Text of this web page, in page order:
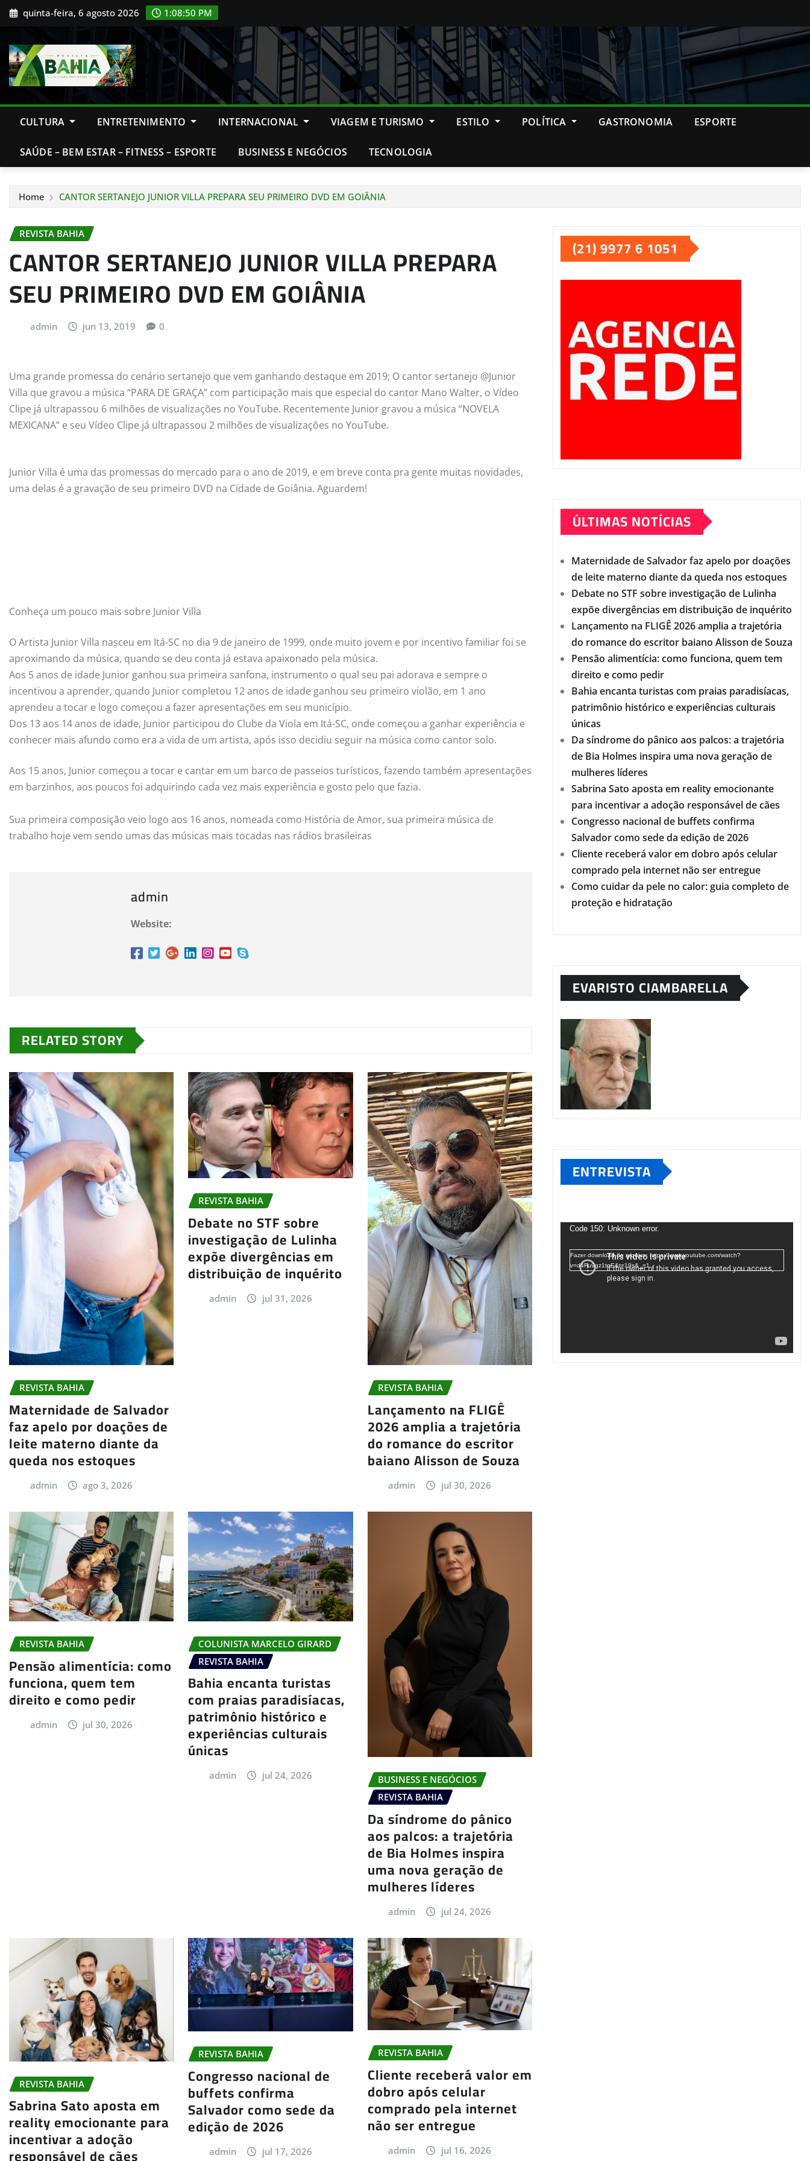
Skip quinta-feira, 6 agosto 2026 1:08:52 PM
CULTURA ENTRETENIMENTO INTERNACIONAL VIAGEM E TURISMO ESTILO POLÍTICA GASTRONOMIA ESPORTE
SAÚDE – BEM ESTAR – FITNESS – ESPORTE BUSINESS E NEGÓCIOS TECNOLOGIA
Home CANTOR SERTANEJO JUNIOR VILLA PREPARA SEU PRIMEIRO DVD EM GOIÂNIA
REVISTA BAHIA
CANTOR SERTANEJO JUNIOR VILLA PREPARA
SEU PRIMEIRO DVD EM GOIÂNIA
admin jun 13, 2019 0
Uma grande promessa do cenário sertanejo que vem ganhando destaque em 2019; O cantor sertanejo @Junior
Villa que gravou a música “PARA DE GRAÇA” com participação mais que especial do cantor Mano Walter, o Vídeo
Clipe já ultrapassou 6 milhões de visualizações no YouTube. Recentemente Junior gravou a música “NOVELA
MEXICANA” e seu Vídeo Clipe já ultrapassou 2 milhões de visualizações no YouTube.
Junior Villa é uma das promessas do mercado para o ano de 2019, e em breve conta pra gente muitas novidades,
uma delas é a gravação de seu primeiro DVD na Cidade de Goiânia. Aguardem!
Conheça um pouco mais sobre Junior Villa
O Artista Junior Villa nasceu em Itá-SC no dia 9 de janeiro de 1999, onde muito jovem e por incentivo familiar foi se
aproximando da música, quando se deu conta já estava apaixonado pela música.
Aos 5 anos de idade Junior ganhou sua primeira sanfona, instrumento o qual seu pai adorava e sempre o
incentivou a aprender, quando Junior completou 12 anos de idade ganhou seu primeiro violão, em 1 ano
aprendeu a tocar e logo começou a fazer apresentações em seu município.
Dos 13 aos 14 anos de idade, Junior participou do Clube da Viola em Itá-SC, onde começou a ganhar experiência e
conhecer mais afundo como era a vida de um artista, após isso decidiu seguir na música como cantor solo.
Aos 15 anos, Junior começou a tocar e cantar em um barco de passeios turísticos, fazendo também apresentações
em barzinhos, aos poucos foi adquirindo cada vez mais experiência e gosto pelo que fazia.
Sua primeira composição veio logo aos 16 anos, nomeada como História de Amor, sua primeira música de
trabalho hoje vem sendo umas das músicas mais tocadas nas rádios brasileiras
admin
Website:
RELATED STORY
REVISTA BAHIA
Maternidade de Salvador
faz apelo por doações de
leite materno diante da
queda nos estoques
admin ago 3, 2026
REVISTA BAHIA
Debate no STF sobre
investigação de Lulinha
expõe divergências em
distribuição de inquérito
admin jul 31, 2026
REVISTA BAHIA
Lançamento na FLIGÊ
2026 amplia a trajetória
do romance do escritor
baiano Alisson de Souza
admin jul 30, 2026
REVISTA BAHIA
Pensão alimentícia: como
funciona, quem tem
direito e como pedir
admin jul 30, 2026
COLUNISTA MARCELO GIRARD
REVISTA BAHIA
Bahia encanta turistas
com praias paradisíacas,
patrimônio histórico e
experiências culturais
únicas
admin jul 24, 2026
BUSINESS E NEGÓCIOS
REVISTA BAHIA
Da síndrome do pânico
aos palcos: a trajetória
de Bia Holmes inspira
uma nova geração de
mulheres líderes
admin jul 24, 2026
REVISTA BAHIA
Sabrina Sato aposta em
reality emocionante para
incentivar a adoção
REVISTA BAHIA
Congresso nacional de
buffets confirma
Salvador como sede da
edição de 2026
admin jul 17, 2026
REVISTA BAHIA
Cliente receberá valor em
dobro após celular
comprado pela internet
não ser entregue
admin jul 16, 2026
(21) 9977 6 1051
ÚLTIMAS NOTÍCIAS
Maternidade de Salvador faz apelo por doações
de leite materno diante da queda nos estoques
Debate no STF sobre investigação de Lulinha
expõe divergências em distribuição de inquérito
Lançamento na FLIGÊ 2026 amplia a trajetória
do romance do escritor baiano Alisson de Souza
Pensão alimentícia: como funciona, quem tem
direito e como pedir
Bahia encanta turistas com praias paradisíacas,
patrimônio histórico e experiências culturais
únicas
Da síndrome do pânico aos palcos: a trajetória
de Bia Holmes inspira uma nova geração de
mulheres líderes
Sabrina Sato aposta em reality emocionante
para incentivar a adoção responsável de cães
Congresso nacional de buffets confirma
Salvador como sede da edição de 2026
Cliente receberá valor em dobro após celular
comprado pela internet não ser entregue
Como cuidar da pele no calor: guia completo de
proteção e hidratação
EVARISTO CIAMBARELLA
ENTREVISTA
deCode 150: Unknown error.
Fazer download do arquivo: https://www.youtube.com/watch?
v=d4Fu9gz1tqE&t=19s&_=1